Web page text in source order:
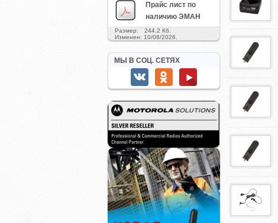
Прайс лист по
наличию ЭМАН
Размер: 244.2 Кб.
Изменен: 10/08/2026.
МЫ В СОЦ. СЕТЯХ